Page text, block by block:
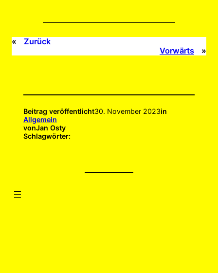
«
Zurück
Vorwärts
»
Beitrag veröffentlicht30. November 2023in
Allgemein
vonJan Osty
Schlagwörter: